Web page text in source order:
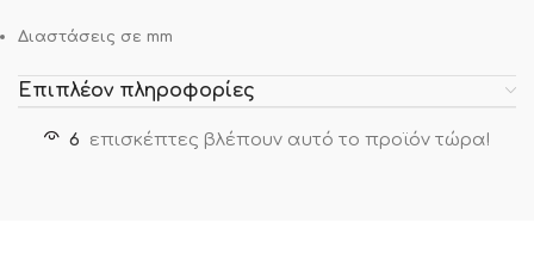
Διαστάσεις σε mm
Επιπλέον πληροφορίες
6 επισκέπτες βλέπουν αυτό το προϊόν τώρα!